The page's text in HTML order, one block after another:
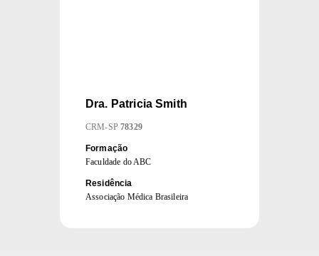
Dra. Patricia Smith
CRM-SP 78329
Formação
Faculdade do ABC
Residência
Associação Médica Brasileira